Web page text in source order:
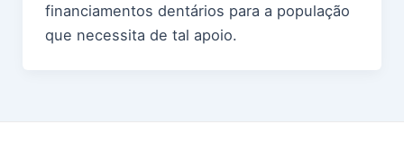
financiamentos dentários para a população
que necessita de tal apoio.